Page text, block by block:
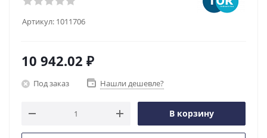
Артикул: 1011706
10 942.02 ₽
Под заказ Нашли дешевле?
В корзину